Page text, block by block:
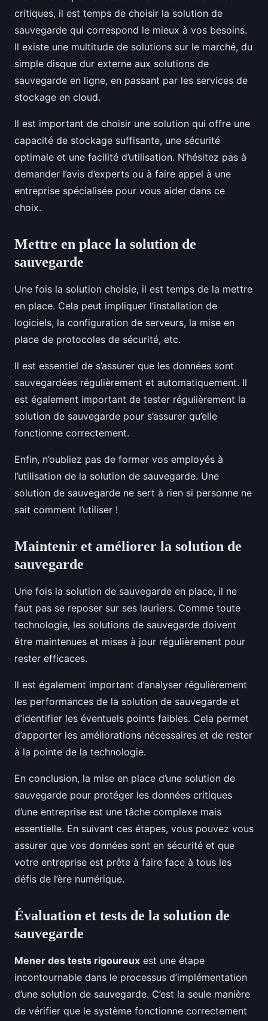
critiques, il est temps de choisir la solution de
sauvegarde qui correspond le mieux à vos besoins.
Il existe une multitude de solutions sur le marché, du
simple disque dur externe aux solutions de
sauvegarde en ligne, en passant par les services de
stockage en cloud.
Il est important de choisir une solution qui offre une
capacité de stockage suffisante, une sécurité
optimale et une facilité d’utilisation. N’hésitez pas à
demander l’avis d’experts ou à faire appel à une
entreprise spécialisée pour vous aider dans ce
choix.
Mettre en place la solution de
sauvegarde
Une fois la solution choisie, il est temps de la mettre
en place. Cela peut impliquer l’installation de
logiciels, la configuration de serveurs, la mise en
place de protocoles de sécurité, etc.
Il est essentiel de s’assurer que les données sont
sauvegardées régulièrement et automatiquement. Il
est également important de tester régulièrement la
solution de sauvegarde pour s’assurer qu’elle
fonctionne correctement.
Enfin, n’oubliez pas de former vos employés à
l’utilisation de la solution de sauvegarde. Une
solution de sauvegarde ne sert à rien si personne ne
sait comment l’utiliser !
Maintenir et améliorer la solution de
sauvegarde
Une fois la solution de sauvegarde en place, il ne
faut pas se reposer sur ses lauriers. Comme toute
technologie, les solutions de sauvegarde doivent
être maintenues et mises à jour régulièrement pour
rester efficaces.
Il est également important d’analyser régulièrement
les performances de la solution de sauvegarde et
d’identifier les éventuels points faibles. Cela permet
d’apporter les améliorations nécessaires et de rester
à la pointe de la technologie.
En conclusion, la mise en place d’une solution de
sauvegarde pour protéger les données critiques
d’une entreprise est une tâche complexe mais
essentielle. En suivant ces étapes, vous pouvez vous
assurer que vos données sont en sécurité et que
votre entreprise est prête à faire face à tous les
défis de l’ère numérique.
Évaluation et tests de la solution de
sauvegarde
Mener des tests rigoureux est une étape
incontournable dans le processus d’implémentation
d’une solution de sauvegarde. C’est la seule manière
de vérifier que le système fonctionne correctement